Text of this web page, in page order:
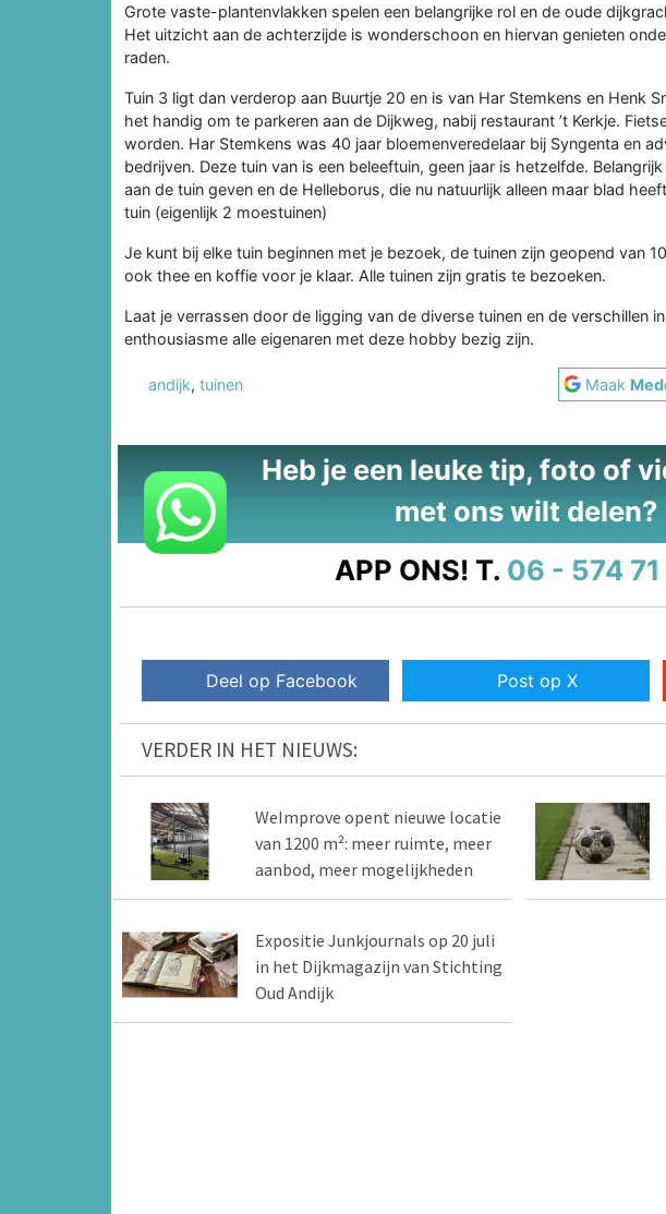
Grote vaste-plantenvlakken spelen een belangrijke rol en de oude
Het uitzicht aan de achterzijde is wonderschoon en hiervan genieten
raden.
Tuin 3 ligt dan verderop aan Buurtje 20 en is van Har Stemkens en Henk
het handig om te parkeren aan de Dijkweg, nabij restaurant ’t Kerkje.
worden. Har Stemkens was 40 jaar bloemenveredelaar bij Syngenta en
bedrijven. Deze tuin van is een beleeftuin, geen jaar is hetzelfde.
aan de tuin geven en de Helleborus, die nu natuurlijk alleen maar blad
tuin (eigenlijk 2 moestuinen)
Je kunt bij elke tuin beginnen met je bezoek, de tuinen zijn geopend van
ook thee en koffie voor je klaar. Alle tuinen zijn gratis te bezoeken.
Laat je verrassen door de ligging van de diverse tuinen en de verschillen
enthousiasme alle eigenaren met deze hobby bezig zijn.
andijk, tuinen Maak
Heb je een leuke tip, foto of
met ons wilt delen?
APP ONS! T. 06 - 574 71
Deel op Facebook Post op X
VERDER IN HET NIEUWS:
WeImprove opent nieuwe locatie
van 1200 m²: meer ruimte, meer
aanbod, meer mogelijkheden
Expositie Junkjournals op 20 juli
in het Dijkmagazijn van Stichting
Oud Andijk